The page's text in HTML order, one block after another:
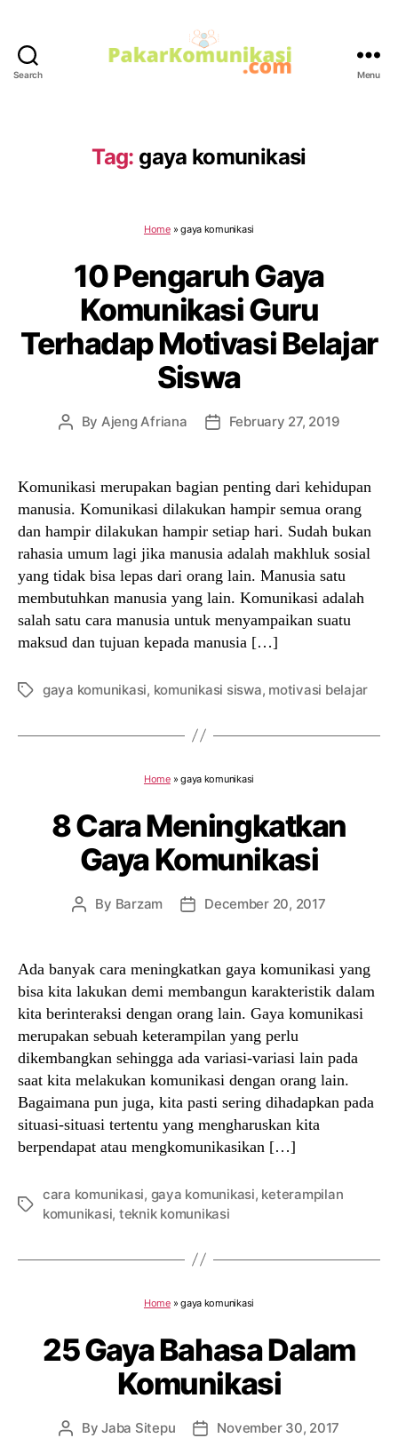
Search Menu
Tag: gaya komunikasi
Home»gaya komunikasi
10 Pengaruh Gaya
Komunikasi Guru
Terhadap Motivasi Belajar
Siswa
Post
By Ajeng Afriana
PostFebruary 27, 2019
Komunikasi merupakan bagian penting dari kehidupan
manusia. Komunikasi dilakukan hampir semua orang
dan hampir dilakukan hampir setiap hari. Sudah bukan
rahasia umum lagi jika manusia adalah makhluk sosial
yang tidak bisa lepas dari orang lain. Manusia satu
membutuhkan manusia yang lain. Komunikasi adalah
salah satu cara manusia untuk menyampaikan suatu
maksud dan tujuan kepada manusia […]
Tagsgaya komunikasi, komunikasi siswa, motivasi belajar
Home»gaya komunikasi
8 Cara Meningkatkan
Gaya Komunikasi
Post
By Barzam
PostDecember 20, 2017
Ada banyak cara meningkatkan gaya komunikasi yang
bisa kita lakukan demi membangun karakteristik dalam
kita berinteraksi dengan orang lain. Gaya komunikasi
merupakan sebuah keterampilan yang perlu
dikembangkan sehingga ada variasi-variasi lain pada
saat kita melakukan komunikasi dengan orang lain.
Bagaimana pun juga, kita pasti sering dihadapkan pada
situasi-situasi tertentu yang mengharuskan kita
berpendapat atau mengkomunikasikan […]
Tags
cara komunikasi, gaya komunikasi, keterampilan
komunikasi, teknik komunikasi
Home»gaya komunikasi
25 Gaya Bahasa Dalam
Komunikasi
PostByJaba Sitepu
PostNovember 30, 2017